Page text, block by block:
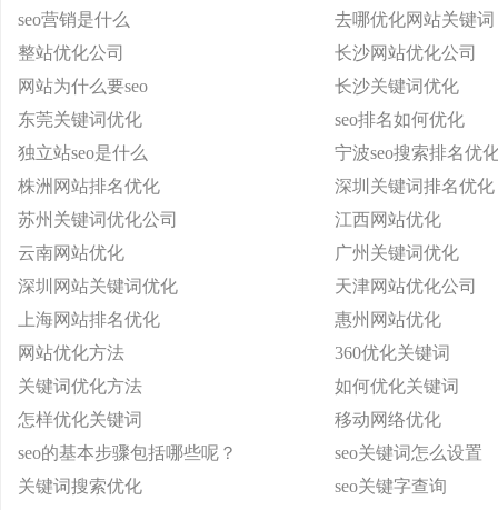
seo营销是什么
去哪优化网站关键词
整站优化公司
长沙网站优化公司
网站为什么要seo
长沙关键词优化
东莞关键词优化
seo排名如何优化
独立站seo是什么
宁波seo搜索排名优
株洲网站排名优化
深圳关键词排名优化
苏州关键词优化公司
江西网站优化
云南网站优化
广州关键词优化
深圳网站关键词优化
天津网站优化公司
上海网站排名优化
惠州网站优化
网站优化方法
360优化关键词
关键词优化方法
如何优化关键词
怎样优化关键词
移动网络优化
seo的基本步骤包括哪些呢？
seo关键词怎么设置
关键词搜索优化
seo关键字查询